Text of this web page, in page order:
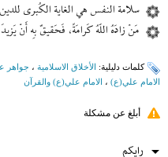
سلامة النفس هي الغاية الكُبرى للدين
مَنْ زادَهُ اللّهُ كَرامَةً، فَحَقيقٌ بِه أَنْ
کلمات دلیلیة: الأخلاق الاسلامية ، جواهر
الامام علي(ع) ، الامام علي(ع) والقرآن
أبلغ عن مشكلة
رایکم